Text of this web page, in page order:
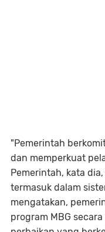
"Pemerintah
dan memperkuat
Pemerintah, kata
termasuk dalam
mengatakan,
program MBG